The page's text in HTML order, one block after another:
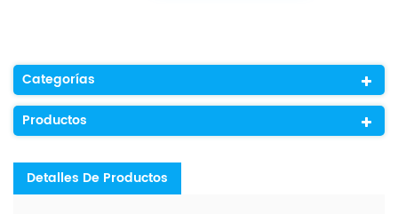
Categorías
Productos
Detalles De Productos